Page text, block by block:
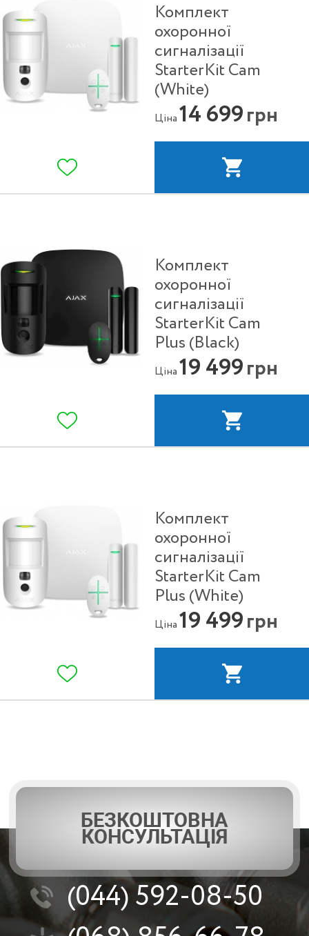
Комплект
охоронної
сигналізації
StarterKit Cam
(White)
Ціна14 699грн
Комплект
охоронної
сигналізації
StarterKit Cam
Plus (Black)
Ціна19 499грн
Комплект
охоронної
сигналізації
StarterKit Cam
Plus (White)
Ціна19 499грн
БЕЗКОШТОВНА
КОНСУЛЬТАЦІЯ
(044)592-08-50